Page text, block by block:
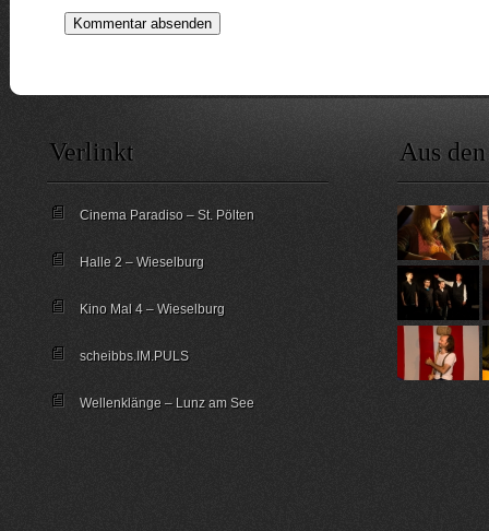
Verlinkt
Cinema Paradiso – St. Pölten
Halle 2 – Wieselburg
Kino Mal 4 – Wieselburg
scheibbs.IM.PULS
Wellenklänge – Lunz am See
Aus